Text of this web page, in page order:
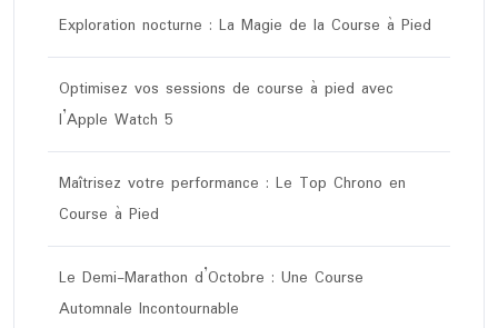
Exploration nocturne : La Magie de la Course à Pied
Optimisez vos sessions de course à pied avec
l’Apple Watch 5
Maîtrisez votre performance : Le Top Chrono en
Course à Pied
Le Demi-Marathon d’Octobre : Une Course
Automnale Incontournable